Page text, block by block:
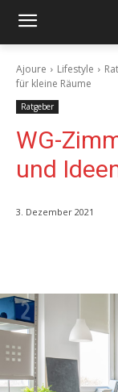
Ajoure Lifestyle
für kleine Räume
Ratgeber
WG-
und
3. Dezember 2021